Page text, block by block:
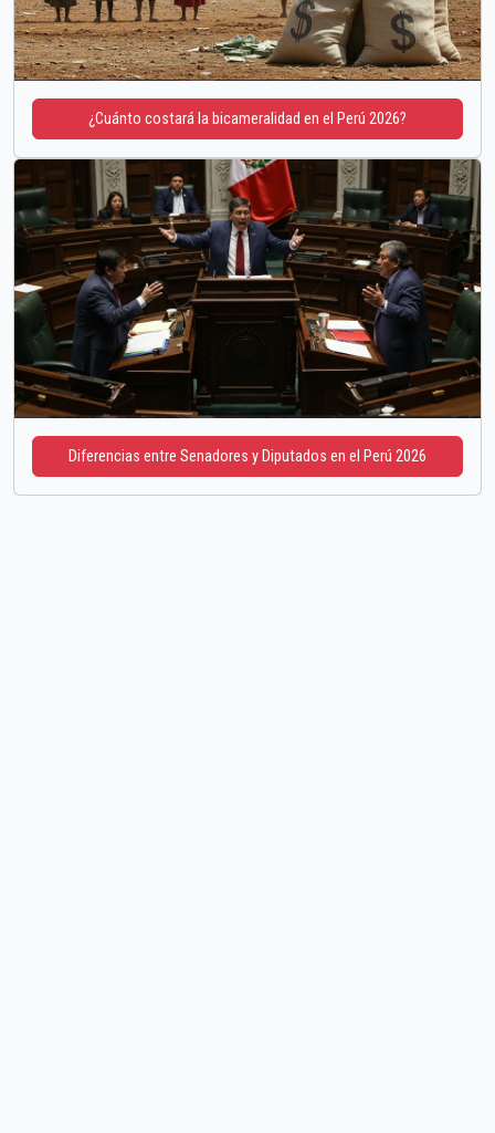
¿Cuánto costará la bicameralidad en el Perú 2026?
Diferencias entre Senadores y Diputados en el Perú 2026